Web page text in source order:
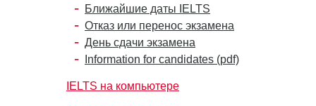
Ближайшие даты IELTS
Отказ или перенос экзамена
День сдачи экзамена
Information for candidates (pdf)
IELTS на компьютере